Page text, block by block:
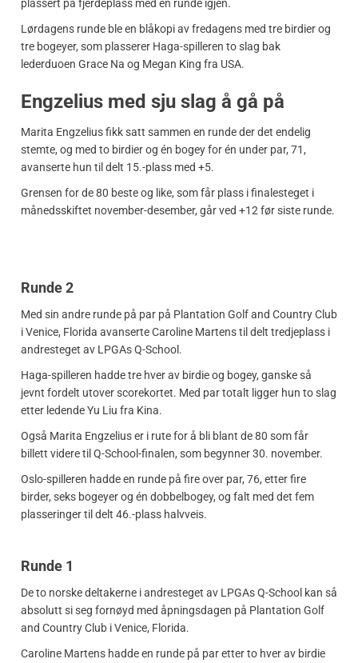
plassert på fjerdeplass med én runde igjen.
Lørdagens runde ble en blåkopi av fredagens med tre birdier og
tre bogeyer, som plasserer Haga-spilleren to slag bak
lederduoen Grace Na og Megan King fra USA.
Engzelius med sju slag å gå på
Marita Engzelius fikk satt sammen en runde der det endelig
stemte, og med to birdier og én bogey for én under par, 71,
avanserte hun til delt 15.-plass med +5.
Grensen for de 80 beste og like, som får plass i finalesteget i
månedsskiftet november-desember, går ved +12 før siste runde.
Runde 2
Med sin andre runde på par på Plantation Golf and Country Club
i Venice, Florida avanserte Caroline Martens til delt tredjeplass i
andresteget av LPGAs Q-School.
Haga-spilleren hadde tre hver av birdie og bogey, ganske så
jevnt fordelt utover scorekortet. Med par totalt ligger hun to slag
etter ledende Yu Liu fra Kina.
Også Marita Engzelius er i rute for å bli blant de 80 som får
billett videre til Q-School-finalen, som begynner 30. november.
Oslo-spilleren hadde en runde på fire over par, 76, etter fire
birder, seks bogeyer og én dobbelbogey, og falt med det fem
plasseringer til delt 46.-plass halvveis.
Runde 1
De to norske deltakerne i andresteget av LPGAs Q-School kan så
absolutt si seg fornøyd med åpningsdagen på Plantation Golf
and Country Club i Venice, Florida.
Caroline Martens hadde en runde på par etter to hver av birdie